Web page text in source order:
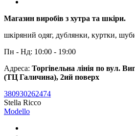
Магазин виробів з хутра та шкіри.
шкіряний одяг, дублянки, куртки,
Пн - Нд: 10:00 - 19:00
Адреса: Торгівельна лінія по вул.
(ТЦ Галичина), 2ий поверх
380930262474
Stella Ricco
Modello